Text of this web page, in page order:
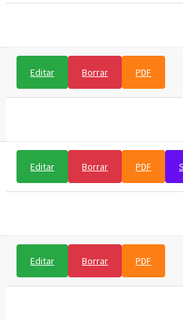
Editar Borrar PDF
Editar Borrar PDF
Editar Borrar PDF